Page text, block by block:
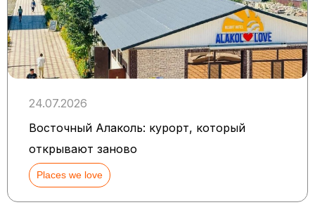
24.07.2026
Восточный Алаколь: курорт, который
открывают заново
Places we love